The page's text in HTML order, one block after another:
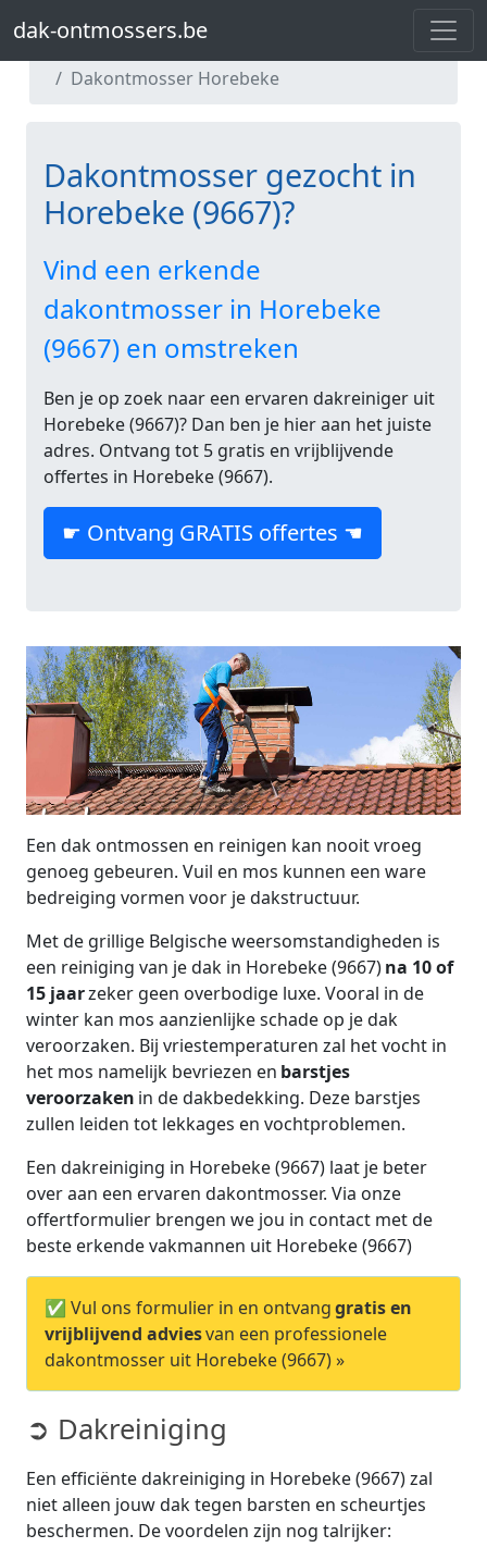
dak-ontmossers.be
dak-ontmossers.be
Dakontmosser Horebeke
Dakontmosser gezocht in
Horebeke (9667)?
Vind een erkende
dakontmosser in Horebeke
(9667) en omstreken
Ben je op zoek naar een ervaren dakreiniger uit
Horebeke (9667)? Dan ben je hier aan het juiste
adres. Ontvang tot 5 gratis en vrijblijvende
offertes in Horebeke (9667).
☛ Ontvang GRATIS offertes ☚
Een dak ontmossen en reinigen kan nooit vroeg
genoeg gebeuren. Vuil en mos kunnen een ware
bedreiging vormen voor je dakstructuur.
Met de grillige Belgische weersomstandigheden is
een reiniging van je dak in Horebeke (9667)na 10 of
15 jaarzeker geen overbodige luxe. Vooral in de
winter kan mos aanzienlijke schade op je dak
veroorzaken. Bij vriestemperaturen zal het vocht in
het mos namelijk bevriezen en barstjes
veroorzaken in de dakbedekking. Deze barstjes
zullen leiden tot lekkages en vochtproblemen.
Een dakreiniging in Horebeke (9667) laat je beter
over aan een ervaren dakontmosser. Via onze
offertformulier brengen we jou in contact met de
beste erkende vakmannen uit Horebeke (9667)
✅ Vul ons formulier in en ontvanggratis en
vrijblijvend adviesvan een professionele
dakontmosser uit Horebeke (9667) »
➲ Dakreiniging
Een efficiënte dakreiniging in Horebeke (9667) zal
niet alleen jouw dak tegen barsten en scheurtjes
beschermen. De voordelen zijn nog talrijker: